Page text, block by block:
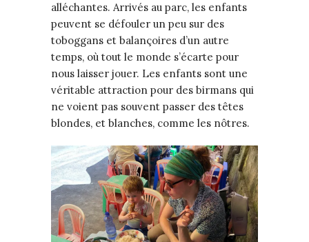
alléchantes. Arrivés au parc, les enfants
peuvent se défouler un peu sur des
toboggans et balançoires d’un autre
temps, où tout le monde s’écarte pour
nous laisser jouer. Les enfants sont une
véritable attraction pour des birmans qui
ne voient pas souvent passer des têtes
blondes, et blanches, comme les nôtres.